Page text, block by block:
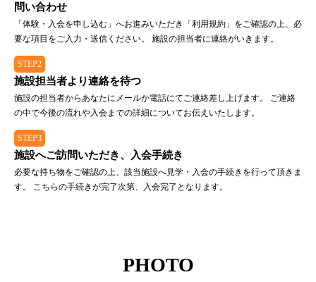
問い合わせ
「体験・入会を申し込む」へお進みいただき「利用規約」をご確認の上、必
要な項目をご入力・送信ください。 施設の担当者に連絡がいきます。
STEP2
施設担当者より連絡を待つ
施設の担当者からあなたにメールか電話にてご連絡差し上げます。 ご連絡
の中で今後の流れや入会までの詳細についてお伝えいたします。
STEP3
施設へご訪問いただき、入会手続き
必要な持ち物をご確認の上、該当施設へ見学・入会の手続きを行って頂きま
す。 こちらの手続きが完了次第、入会完了となります。
PHOTO